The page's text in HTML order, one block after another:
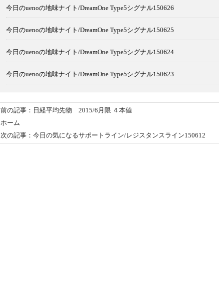
今日のuenoの地味ナイト/DreamOne Type5シグナル150626
今日のuenoの地味ナイト/DreamOne Type5シグナル150625
今日のuenoの地味ナイト/DreamOne Type5シグナル150624
今日のuenoの地味ナイト/DreamOne Type5シグナル150623
前の記事：日経平均先物 2015/6月限 ４本値
ホーム
次の記事：今日の気になるサポートライン/レジスタンスライン150612